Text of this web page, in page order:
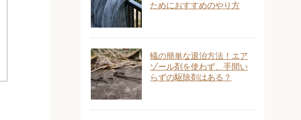
ためにおすすめのやり方
蟻の簡単な退治方法！エア
ゾール剤を使わず、手間い
らずの駆除剤はある？